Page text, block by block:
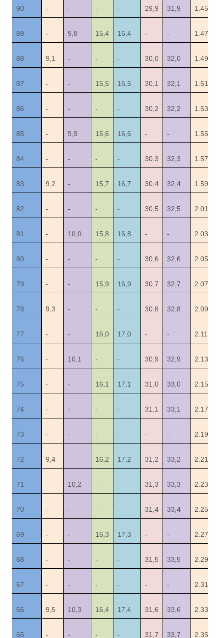
90 - - - - 29,9 31,9 1.45
89 - 9,8 15,4 16,4 - - 1.47
88 9,1 - - - 30,0 32,0 1.49
87 - - 15,5 16,5 30,1 32,1 1.51
86 - - - - 30,2 32,2 1.53
85 - 9,9 15,6 16,6 - - 1.55
84 - - - - 30,3 32,3 1.57
83 9,2 - 15,7 16,7 30,4 32,4 1.59
82 - - - - 30,5 32,5 2.01
81 - 10,0 15,8 16,8 - - 2.03
80 - - - - 30,6 32,6 2.05
79 - - 15,9 16,9 30,7 32,7 2.07
78 9,3 - - - 30,8 32,8 2.09
77 - - 16,0 17,0 - - 2.11
76 - 10,1 - - 30,9 32,9 2.13
75 - - 16,1 17,1 31,0 33,0 2.15
74 - - - - 31,1 33,1 2.17
73 - - - - - - 2.19
72 9,4 - 16,2 17,2 31,2 33,2 2.21
71 - 10,2 - - 31,3 33,3 2.23
70 - - - - 31,4 33,4 2.25
69 - - 16,3 17,3 - - 2.27
68 - - - - 31,5 33,5 2.29
67 - - - - - - 2.31
66 9,5 10,3 16,4 17,4 31,6 33,6 2.33
65 - - - - 31,7 33,7 2.35